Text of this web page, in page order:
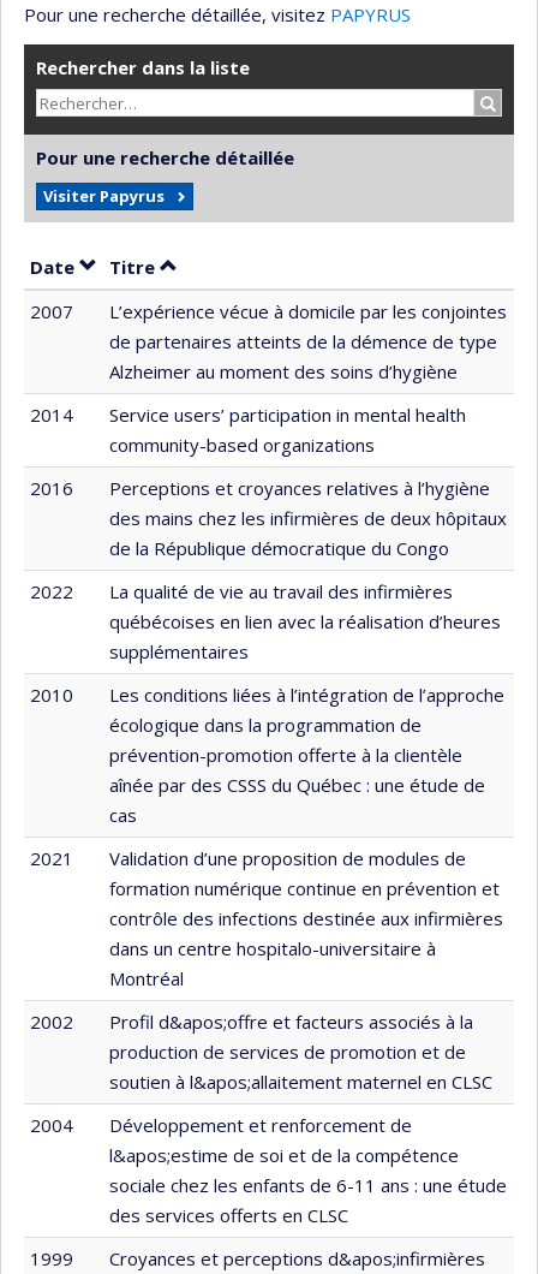
Pour une recherche détaillée, visitez PAPYRUS
Rechercher dans la liste
Pour une recherche détaillée
Visiter Papyrus
Date Trier par date en ordre décroissant
Titre Trier par titre en ordre décroissant
2007
L’expérience vécue à domicile par les conjointes
de partenaires atteints de la démence de type
Alzheimer au moment des soins d’hygiène
2014
Service users’ participation in mental health
community-based organizations
2016
Perceptions et croyances relatives à l’hygiène
des mains chez les infirmières de deux hôpitaux
de la République démocratique du Congo
2022
La qualité de vie au travail des infirmières
québécoises en lien avec la réalisation d’heures
supplémentaires
2010
Les conditions liées à l’intégration de l’approche
écologique dans la programmation de
prévention-promotion offerte à la clientèle
aînée par des CSSS du Québec : une étude de
cas
2021
Validation d’une proposition de modules de
formation numérique continue en prévention et
contrôle des infections destinée aux infirmières
dans un centre hospitalo-universitaire à
Montréal
2002
Profil d&apos;offre et facteurs associés à la
production de services de promotion et de
soutien à l&apos;allaitement maternel en CLSC
2004
Développement et renforcement de
l&apos;estime de soi et de la compétence
sociale chez les enfants de 6-11 ans : une étude
des services offerts en CLSC
1999
Croyances et perceptions d&apos;infirmières